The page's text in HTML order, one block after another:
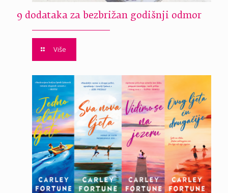
9 dodataka za bezbrižan godišnji odmor
Više